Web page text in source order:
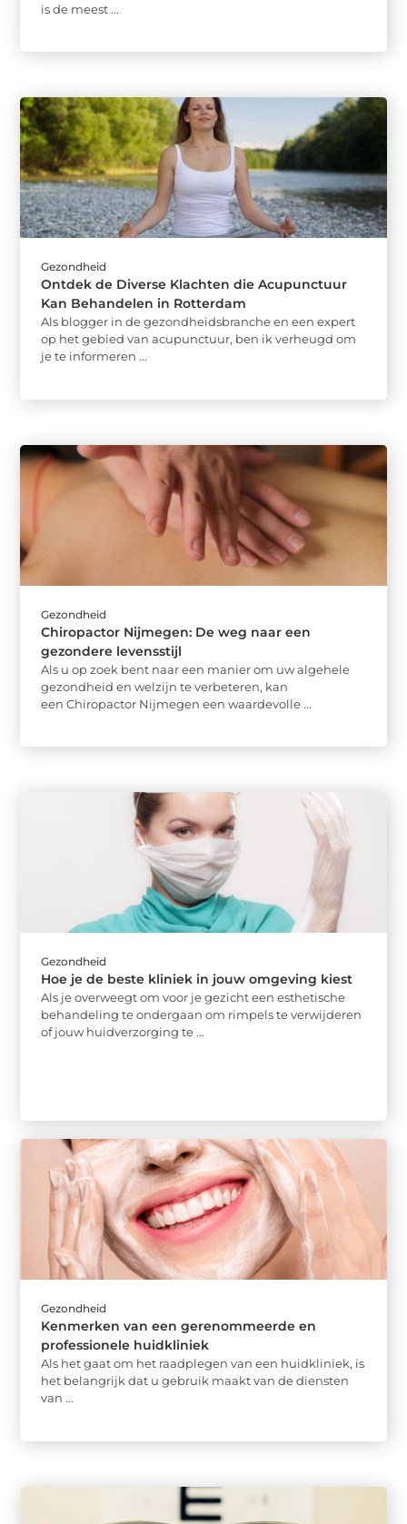
is de meest ...
Gezondheid
Ontdek de Diverse Klachten die Acupunctuur
Kan Behandelen in Rotterdam
Als blogger in de gezondheidsbranche en een expert
op het gebied van acupunctuur, ben ik verheugd om
je te informeren ...
Gezondheid
Chiropactor Nijmegen: De weg naar een
gezondere levensstijl
Als u op zoek bent naar een manier om uw algehele
gezondheid en welzijn te verbeteren, kan
een Chiropactor Nijmegen een waardevolle ...
Gezondheid
Hoe je de beste kliniek in jouw omgeving kiest
Als je overweegt om voor je gezicht een esthetische
behandeling te ondergaan om rimpels te verwijderen
of jouw huidverzorging te ...
Gezondheid
Kenmerken van een gerenommeerde en
professionele huidkliniek
Als het gaat om het raadplegen van een huidkliniek, is
het belangrijk dat u gebruik maakt van de diensten
van ...